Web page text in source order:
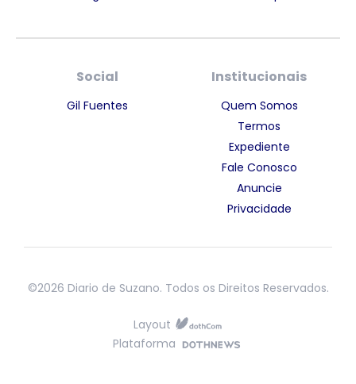
Social
Gil Fuentes
Institucionais
Quem Somos
Termos
Expediente
Fale Conosco
Anuncie
Privacidade
©2026 Diario de Suzano. Todos os Direitos Reservados.
Layout
Plataforma